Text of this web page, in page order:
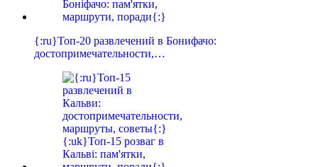
{:ru}Топ-20 развлечений в Бонифачо:
достопримечательности,…